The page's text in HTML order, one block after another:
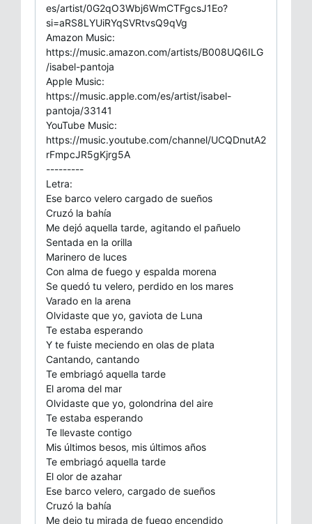
es/artist/0G2qO3Wbj6WmCTFgcsJ1Eo?
si=aRS8LYUiRYqSVRtvsQ9qVg
Amazon Music:
https://music.amazon.com/artists/B008UQ6ILG
/isabel-pantoja
Apple Music:
https://music.apple.com/es/artist/isabel-
pantoja/33141
YouTube Music:
https://music.youtube.com/channel/UCQDnutA2
rFmpcJR5gKjrg5A
---------
Letra:
Ese barco velero cargado de sueños
Cruzó la bahía
Me dejó aquella tarde, agitando el pañuelo
Sentada en la orilla
Marinero de luces
Con alma de fuego y espalda morena
Se quedó tu velero, perdido en los mares
Varado en la arena
Olvidaste que yo, gaviota de Luna
Te estaba esperando
Y te fuiste meciendo en olas de plata
Cantando, cantando
Te embriagó aquella tarde
El aroma del mar
Olvidaste que yo, golondrina del aire
Te estaba esperando
Te llevaste contigo
Mis últimos besos, mis últimos años
Te embriagó aquella tarde
El olor de azahar
Ese barco velero, cargado de sueños
Cruzó la bahía
Me dejo tu mirada de fuego encendido